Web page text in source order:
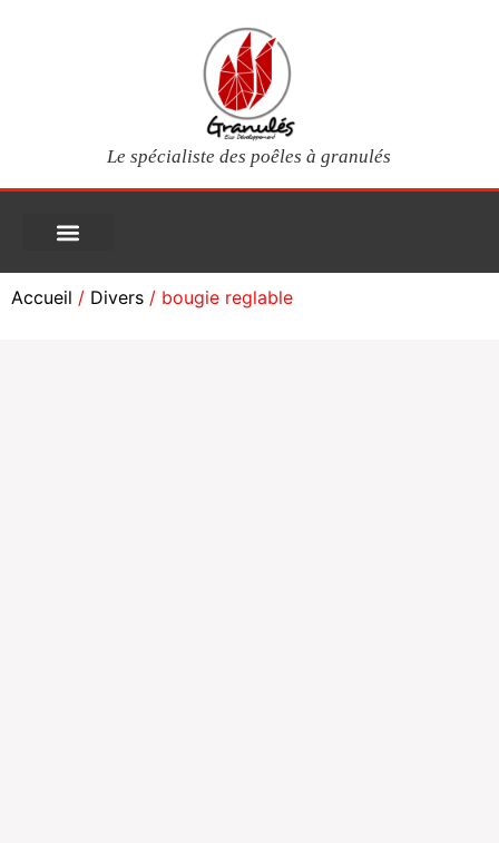
Le spécialiste des poêles à granulés
Accueil / Divers / bougie reglable